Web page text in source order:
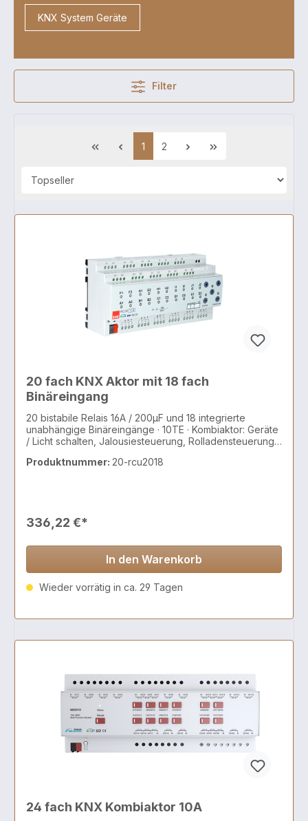
KNX System Geräte
Filter
1 2
20 fach KNX Aktor mit 18 fach
Binäreingang
20 bistabile Relais 16A / 200µF und 18 integrierte
unabhängige Binäreingänge · 10TE · Kombiaktor: Geräte
/ Licht schalten, Jalousiesteuerung, Rolladensteuerung,
Produktnummer: 20-rcu2018
336,22 €*
In den Warenkorb
Wieder vorrätig in ca. 29 Tagen
24 fach KNX Kombiaktor 10A